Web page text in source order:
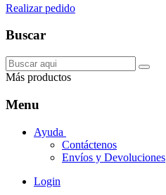
Realizar pedido
Buscar
Más productos
Menu
Ayuda
Contáctenos
Envíos y Devoluciones
Login